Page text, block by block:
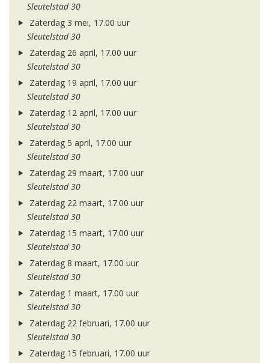
Sleutelstad 30
Zaterdag 3 mei, 17.00 uur
Sleutelstad 30
Zaterdag 26 april, 17.00 uur
Sleutelstad 30
Zaterdag 19 april, 17.00 uur
Sleutelstad 30
Zaterdag 12 april, 17.00 uur
Sleutelstad 30
Zaterdag 5 april, 17.00 uur
Sleutelstad 30
Zaterdag 29 maart, 17.00 uur
Sleutelstad 30
Zaterdag 22 maart, 17.00 uur
Sleutelstad 30
Zaterdag 15 maart, 17.00 uur
Sleutelstad 30
Zaterdag 8 maart, 17.00 uur
Sleutelstad 30
Zaterdag 1 maart, 17.00 uur
Sleutelstad 30
Zaterdag 22 februari, 17.00 uur
Sleutelstad 30
Zaterdag 15 februari, 17.00 uur